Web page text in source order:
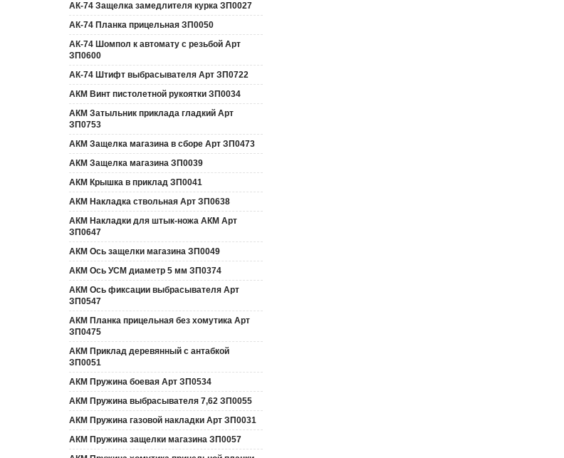
АК-74 Защелка замедлителя курка ЗП0027
АК-74 Планка прицельная ЗП0050
АК-74 Шомпол к автомату с резьбой Арт
ЗП0600
АК-74 Штифт выбрасывателя Арт ЗП0722
АКМ Винт пистолетной рукоятки ЗП0034
АКМ Затыльник приклада гладкий Арт
ЗП0753
АКМ Защелка магазина в сборе Арт ЗП0473
АКМ Защелка магазина ЗП0039
АКМ Крышка в приклад ЗП0041
АКМ Накладка ствольная Арт ЗП0638
АКМ Накладки для штык-ножа АКМ Арт
ЗП0647
АКМ Ось защелки магазина ЗП0049
АКМ Ось УСМ диаметр 5 мм ЗП0374
АКМ Ось фиксации выбрасывателя Арт
ЗП0547
АКМ Планка прицельная без хомутика Арт
ЗП0475
АКМ Приклад деревянный с антабкой
ЗП0051
АКМ Пружина боевая Арт ЗП0534
АКМ Пружина выбрасывателя 7,62 ЗП0055
АКМ Пружина газовой накладки Арт ЗП0031
АКМ Пружина защелки магазина ЗП0057